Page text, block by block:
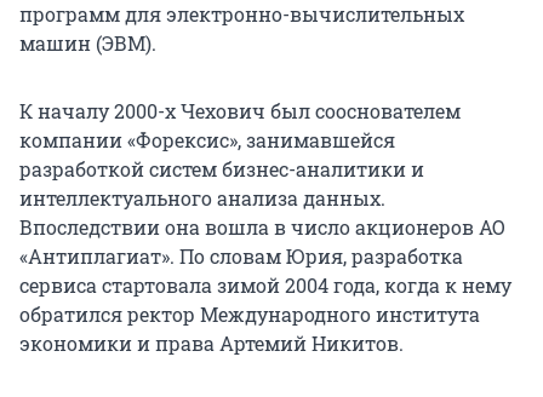
программ для электронно-вычислительных
машин (ЭВМ).
К началу 2000-х Чехович был сооснователем
компании «Форексис», занимавшейся
разработкой систем бизнес-аналитики и
интеллектуального анализа данных.
Впоследствии она вошла в число акционеров АО
«Антиплагиат». По словам Юрия, разработка
сервиса стартовала зимой 2004 года, когда к нему
обратился ректор Международного института
экономики и права Артемий Никитов.